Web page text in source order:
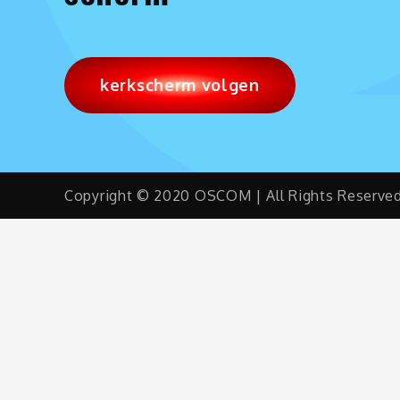
kerkscherm volgen
Copyright © 2020 OSCOM | All Rights